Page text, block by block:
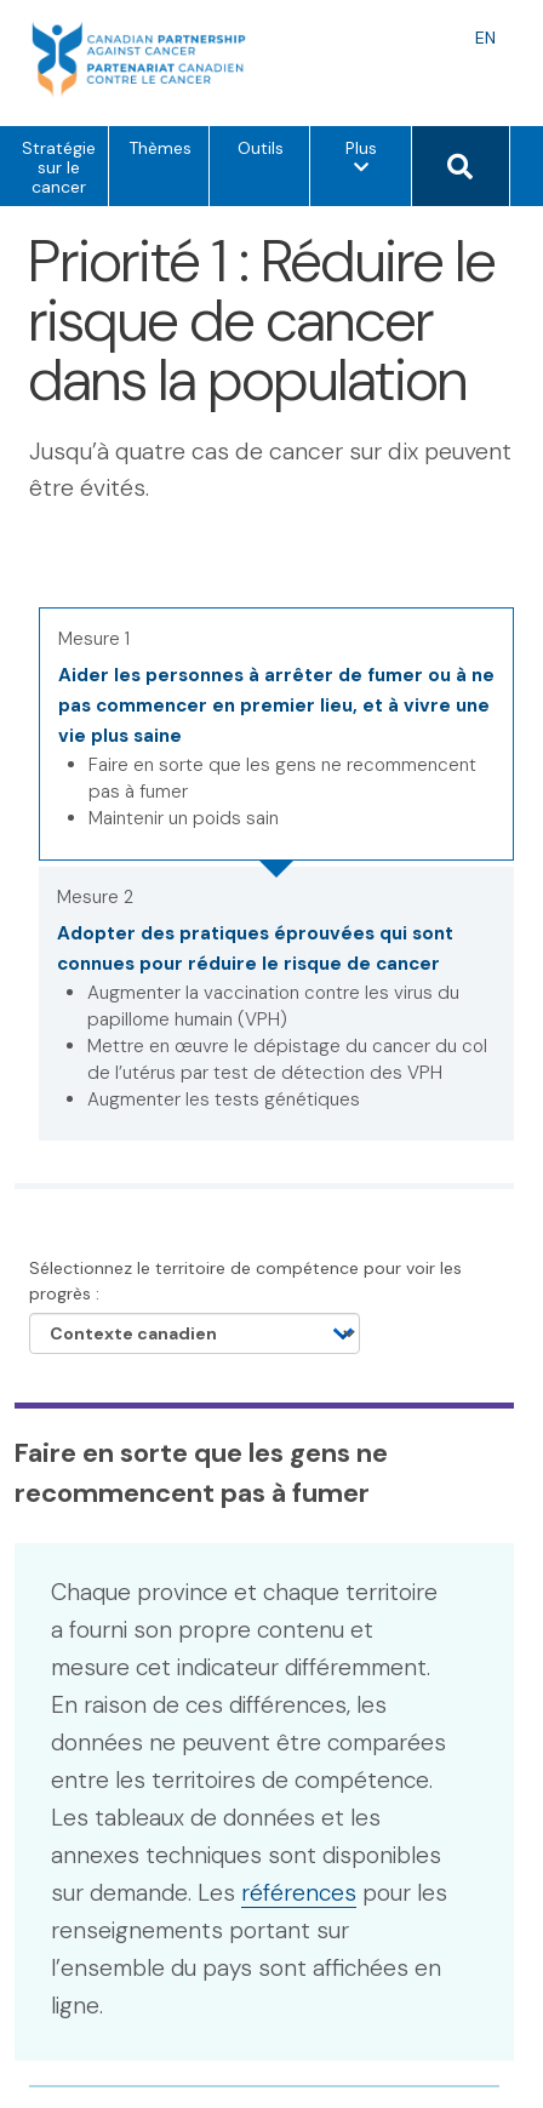
content
EN
Stratégie
sur le
cancer
Thèmes Outils Pluso
i
d
m
e
n
u
Search
Priorité 1 : Réduire le
risque de cancer
dans la population
Jusqu’à quatre cas de cancer sur dix peuvent
être évités.
Mesure 1
Aider les personnes à arrêter de fumer ou à ne
pas commencer en premier lieu, et à vivre une
vie plus saine
Faire en sorte que les gens ne recommencent
pas à fumer
Maintenir un poids sain
Mesure 2
Adopter des pratiques éprouvées qui sont
connues pour réduire le risque de cancer
Augmenter la vaccination contre les virus du
papillome humain (VPH)
Mettre en œuvre le dépistage du cancer du col
de l’utérus par test de détection des VPH
Augmenter les tests génétiques
Sélectionnez le territoire de compétence pour voir les
progrès :
Faire en sorte que les gens ne
recommencent pas à fumer
Chaque province et chaque territoire
a fourni son propre contenu et
mesure cet indicateur différemment.
En raison de ces différences, les
données ne peuvent être comparées
entre les territoires de compétence.
Les tableaux de données et les
annexes techniques sont disponibles
sur demande. Les références pour les
renseignements portant sur
l’ensemble du pays sont affichées en
ligne.